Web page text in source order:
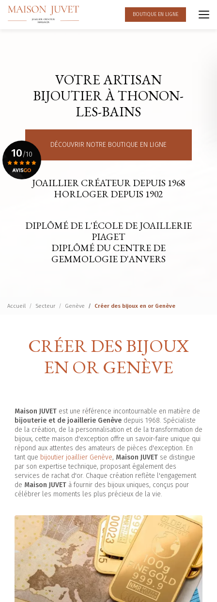
Aller
contenu
BOUTIQUE EN LIGNE
VOTRE ARTISAN
BIJOUTIER À THONON-
LES-BAINS
DÉCOUVRIR NOTRE BOUTIQUE EN LIGNE
JOAILLIER CRÉATEUR DEPUIS 1968
HORLOGER DEPUIS 1902
DIPLÔMÉ DE L'ÉCOLE DE JOAILLERIE
PIAGET
DIPLÔMÉ DU CENTRE DE
GEMMOLOGIE D'ANVERS
10/10
Voir le certificat
Accueil Secteur Genève Créer des bijoux en or Genève
CRÉER DES BIJOUX
EN OR GENÈVE
Maison JUVET est une référence incontournable en matière de
bijouterie et de joaillerie Genève depuis 1968. Spécialiste
de la création, de la personnalisation et de la transformation de
bijoux, cette maison d'exception offre un savoir-faire unique qui
répond aux attentes des amateurs de pièces d'exception. En
tant que bijoutier joaillier Genève, Maison JUVET se distingue
par son expertise technique, proposant également des
services de rachat d'or. Chaque création reflète l'engagement
de Maison JUVET à fournir des bijoux uniques, conçus pour
célébrer les moments les plus précieux de la vie.